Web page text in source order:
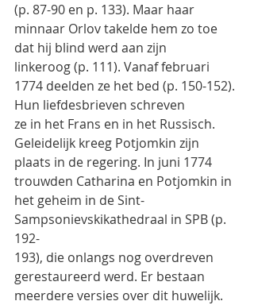
(p. 87-90 en p. 133). Maar haar
minnaar Orlov takelde hem zo toe
dat hij blind werd aan zijn
linkeroog (p. 111). Vanaf februari
1774 deelden ze het bed (p. 150-152).
Hun liefdesbrieven schreven
ze in het Frans en in het Russisch.
Geleidelijk kreeg Potjomkin zijn
plaats in de regering. In juni 1774
trouwden Catharina en Potjomkin in
het geheim in de Sint-
Sampsonievskikathedraal in SPB (p.
192-
193), die onlangs nog overdreven
gerestaureerd werd. Er bestaan
meerdere versies over dit huwelijk.